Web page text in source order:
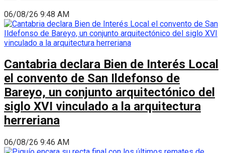
06/08/26 9:48 AM
Cantabria declara Bien de Interés Local
el convento de San Ildefonso de
Bareyo, un conjunto arquitectónico del
siglo XVI vinculado a la arquitectura
herreriana
06/08/26 9:46 AM